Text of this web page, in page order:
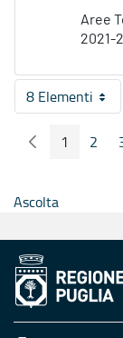
Aree
2021-
8 Elementi
Per
PaginaPagina
1 2
Ascolta